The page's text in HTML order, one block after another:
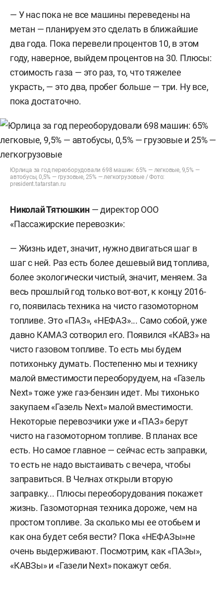
— У нас пока не все машины переведены на
метан — планируем это сделать в ближайшие
два года. Пока перевели процентов 10, в этом
году, наверное, выйдем процентов на 30. Плюсы:
стоимость газа — это раз, то, что тяжелее
украсть, — это два, пробег больше — три. Ну все,
пока достаточно.
Юрлица за год переоборудовали 698 машин: 65% — легковые, 9,5% —
автобусы, 0,5% — грузовые, 25% — легкогрузовые / Фото:
president.tatarstan.ru
Николай Тятюшкин — директор ООО
«Пассажирские перевозки»:
— Жизнь идет, значит, нужно двигаться шаг в
шаг с ней. Раз есть более дешевый вид топлива,
более экологически чистый, значит, меняем. За
весь прошлый год только вот-вот, к концу 2016-
го, появилась техника на чисто газомоторном
топливе. Это «ПАЗ», «НЕФАЗ»... Само собой, уже
давно КАМАЗ сотворил его. Появился «КАВЗ» на
чисто газовом топливе. То есть мы будем
потихоньку думать. Постепенно мы и технику
малой вместимости переоборудуем, на «Газель
Next»тоже уже газ-бензин идет. Мы тихонько
закупаем «Газель Next» малой вместимости.
Некоторые перевозчики уже и «ПАЗ» берут
чисто на газомоторном топливе. В планах все
есть. Но самое главное — сейчас есть заправки,
то есть не надо выстаивать с вечера, чтобы
заправиться. В Челнах открыли вторую
заправку... Плюсы переоборудования покажет
жизнь. Газомоторная техника дороже, чем на
простом топливе. За сколько мы ее отобьем и
как она будет себя вести? Пока «НЕФАЗы»не
очень выдерживают. Посмотрим, как «ПАЗы»,
«КАВЗы» и «Газели Next» покажут себя.